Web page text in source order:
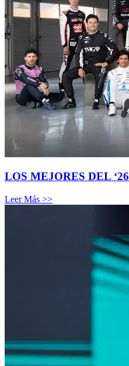
LOS MEJORES DEL ‘26
Leer Más >>